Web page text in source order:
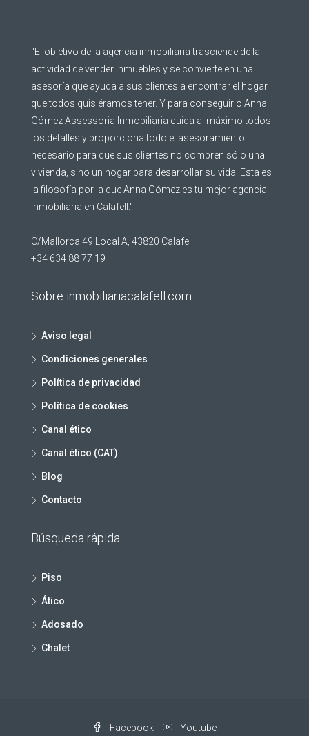
"El objetivo de la agencia inmobiliaria trasciende de la
actividad de vender inmuebles y se convierte en una
asesoría que ayuda a sus clientes a encontrar el hogar
que todos quisiéramos tener. Y para conseguirlo Anna
Gómez Assessoria Inmobiliaria cuida al máximo todos
los detalles y proporciona todo el asesoramiento
necesario para que sus clientes no compren sólo una
vivienda, sino un hogar para desarrollar su vida. Esta es
la filosofía por la que Anna Gómez es tu mejor agencia
inmobiliaria en Calafell."
C/Mallorca 49 Local A, 43820 Calafell
+34 634 88 77 19
Sobre inmobiliariacalafell.com
Aviso legal
Condiciones generales
Política de privacidad
Política de cookies
Canal ético
Canal ético (CAT)
Blog
Contacto
Búsqueda rápida
Piso
Ático
Adosado
Chalet
Facebook Youtube